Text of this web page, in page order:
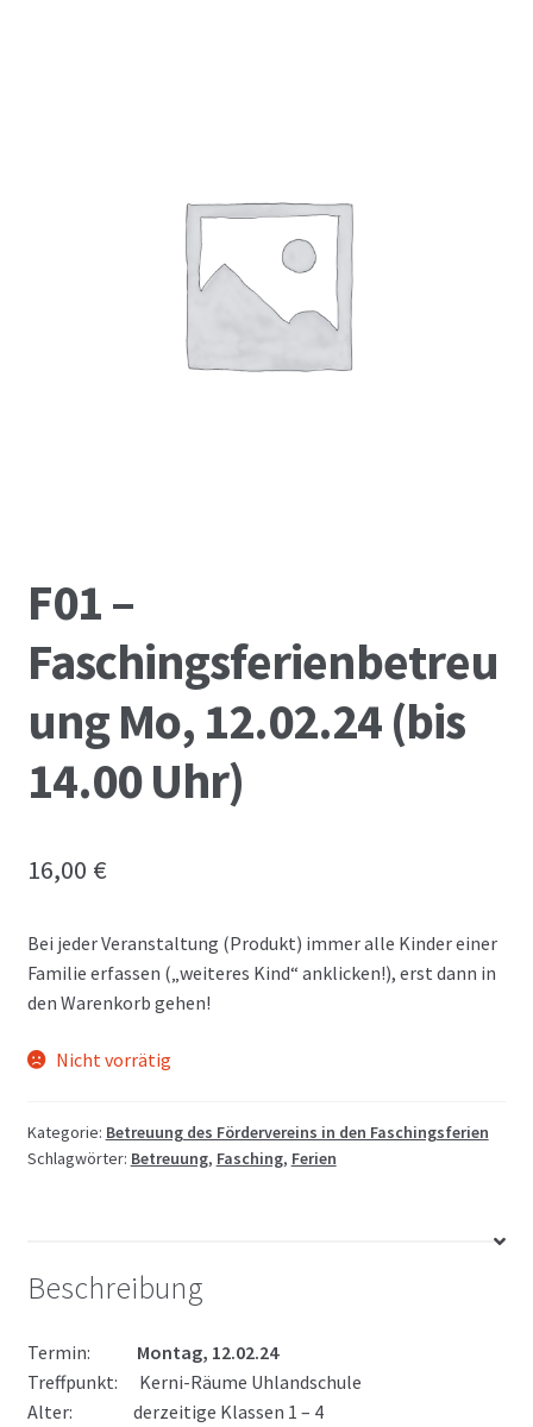
F01 –
Faschingsferienbetreu
ung Mo, 12.02.24 (bis
14.00 Uhr)
16,00 €
Bei jeder Veranstaltung (Produkt) immer alle Kinder einer
Familie erfassen („weiteres Kind“ anklicken!), erst dann in
den Warenkorb gehen!
Nicht vorrätig
Kategorie: Betreuung des Fördervereins in den Faschingsferien
Schlagwörter: Betreuung, Fasching, Ferien
Beschreibung
Termin: Montag, 12.02.24
Treffpunkt: Kerni-Räume Uhlandschule
Alter: derzeitige Klassen 1 – 4